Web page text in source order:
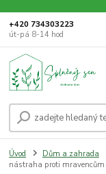
+420 734303223
út-pá 8-14 hod
Úvod Dům a zahrada
nástraha proti